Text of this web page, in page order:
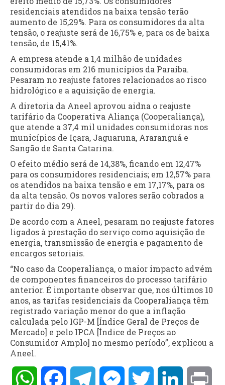
residenciais atendidos na baixa tensão terão
aumento de 15,29%. Para os consumidores da alta
tensão, o reajuste será de 16,75% e, para os de baixa
tensão, de 15,41%.
A empresa atende a 1,4 milhão de unidades
consumidoras em 216 municípios da Paraíba.
Pesaram no reajuste fatores relacionados ao risco
hidrológico e a aquisição de energia.
A diretoria da Aneel aprovou aidna o reajuste
tarifário da Cooperativa Aliança (Cooperaliança),
que atende a 37,4 mil unidades consumidoras nos
municípios de Içara, Jaguaruna, Araranguá e
Sangão de Santa Catarina.
O efeito médio será de 14,38%, ficando em 12,47%
para os consumidores residenciais; em 12,57% para
os atendidos na baixa tensão e em 17,17%, para os
da alta tensão. Os novos valores serão cobrados a
partir do dia 29).
De acordo com a Aneel, pesaram no reajuste fatores
ligados à prestação do serviço como aquisição de
energia, transmissão de energia e pagamento de
encargos setoriais.
“No caso da Cooperaliança, o maior impacto advém
de componentes financeiros do processo tarifário
anterior. É importante observar que, nos últimos 10
anos, as tarifas residenciais da Cooperaliança têm
registrado variação menor do que a inflação
calculada pelo IGP-M [Índice Geral de Preços de
Mercado] e pelo IPCA [Índice de Preços ao
Consumidor Amplo] no mesmo período”, explicou a
Aneel.
WhatsAppFacebookTelegramMessengerTwitter LinkedIn